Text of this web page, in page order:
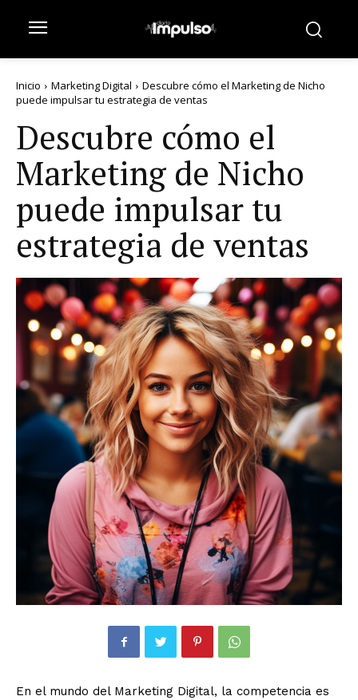
Inicio Marketing Digital
Descubre cómo el Marketing de Nicho
puede impulsar tu estrategia de ventas
Descubre cómo el
Marketing de Nicho
puede impulsar tu
estrategia de ventas
En el mundo del Marketing Digital, la competencia es